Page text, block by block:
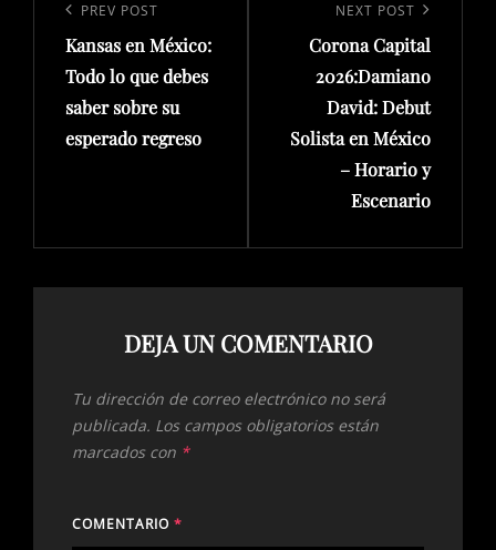
entradas
Previous
Post
PREV POST
Kansas en México:
Todo lo que debes
saber sobre su
esperado regreso
Post
NEXT POST
Corona Capital
2026:Damiano
David: Debut
Solista en México
– Horario y
Escenario
DEJA UN COMENTARIO
Tu dirección de correo electrónico no será
publicada. Los campos obligatorios están
marcados con *
COMENTARIO *